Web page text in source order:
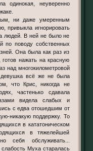
одинокая, неуверенно
ни даже умеренным
привыкла игнорировать
людей. В ней не было не
по поводу собственных
Она была как раз из
нажать на красную
над многокилометровой
девушка всё же не была
что Крис, никогда не
частенько сдавала
видела слабых и
с едва отошедшим от
никакую поддержку. То
в кататоническом
в тяжелейшей
себя обслуживать...
Муха старалась